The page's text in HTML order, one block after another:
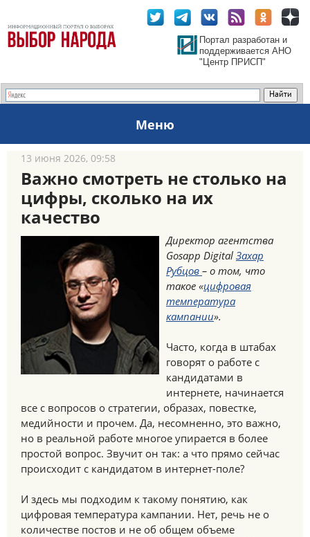
Портал разработан и
поддерживается АНО
"Центр ПРИСП"
Меню
13 июня 2026, 09:58
Важно смотреть не столько на
цифры, сколько на их
качество
Директор агентства
Gosapp Digital Захар
Рубцов – о том, что
такое «цифровая
температура
кампании».
Часто, когда в штабах
говорят о работе с
кандидатами в
интернете, начинается
все с вопросов о стратегии, образах, повестке,
медийности и прочем. Да, несомненно, это важно,
но в реальной работе многое упирается в более
простой вопрос. Звучит он так: а что прямо сейчас
происходит с кандидатом в интернет-поле?
И здесь мы подходим к такому понятию, как
цифровая температура кампании. Нет, речь не о
количестве постов и не об общем объеме